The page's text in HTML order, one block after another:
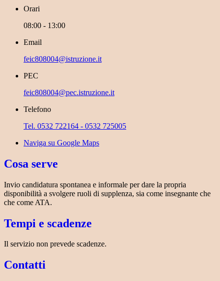
Orari
08:00 - 13:00
Email
feic808004@istruzione.it
PEC
feic808004@pec.istruzione.it
Telefono
Tel. 0532 722164 - 0532 725005
Naviga su Google Maps
Cosa serve
Invio candidatura spontanea e informale per dare la propria
disponibilità a svolgere ruoli di supplenza, sia come insegnante che
che come ATA.
Tempi e scadenze
Il servizio non prevede scadenze.
Contatti